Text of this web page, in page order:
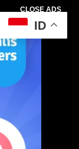
CLOSE ADS
ID